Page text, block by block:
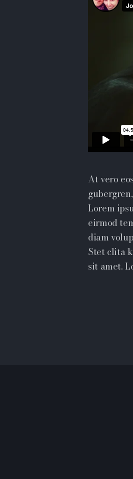
At vero
Lorem
eirmod
diam
Stet clita
sit amet.